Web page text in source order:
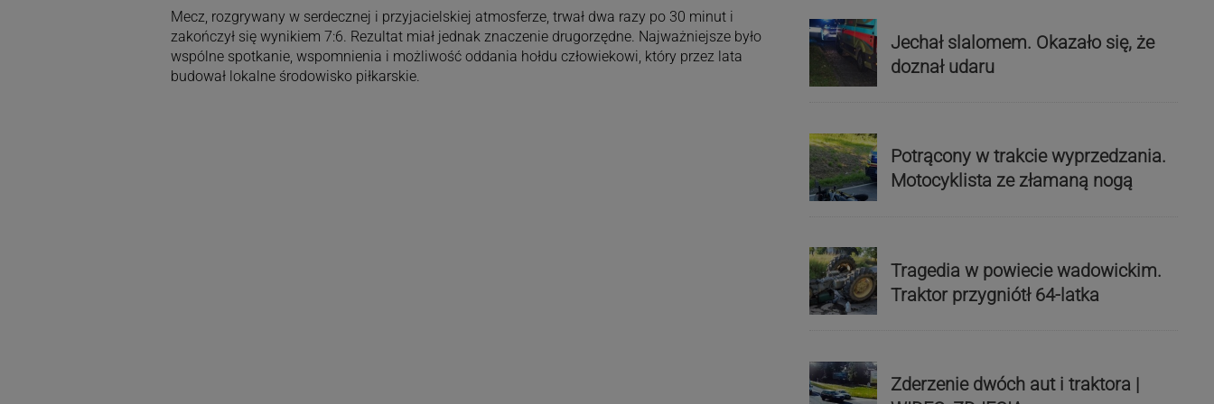
Mecz, rozgrywany w serdecznej i przyjacielskiej atmosferze, trwał dwa razy po 30 minut i
zakończył się wynikiem 7:6. Rezultat miał jednak znaczenie drugorzędne. Najważniejsze było
wspólne spotkanie, wspomnienia i możliwość oddania hołdu człowiekowi, który przez lata
budował lokalne środowisko piłkarskie.
Jechał slalomem. Okazało się, że
doznał udaru
Potrącony w trakcie wyprzedzania.
Motocyklista ze złamaną nogą
Tragedia w powiecie wadowickim.
Traktor przygniótł 64-latka
Zderzenie dwóch aut i traktora |